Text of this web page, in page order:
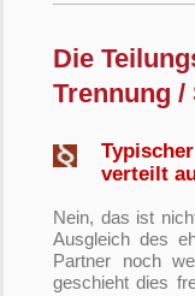
Die
Trennung /
verteilt
Nein, das ist
Ausgleich des
Partner noch
geschieht dies